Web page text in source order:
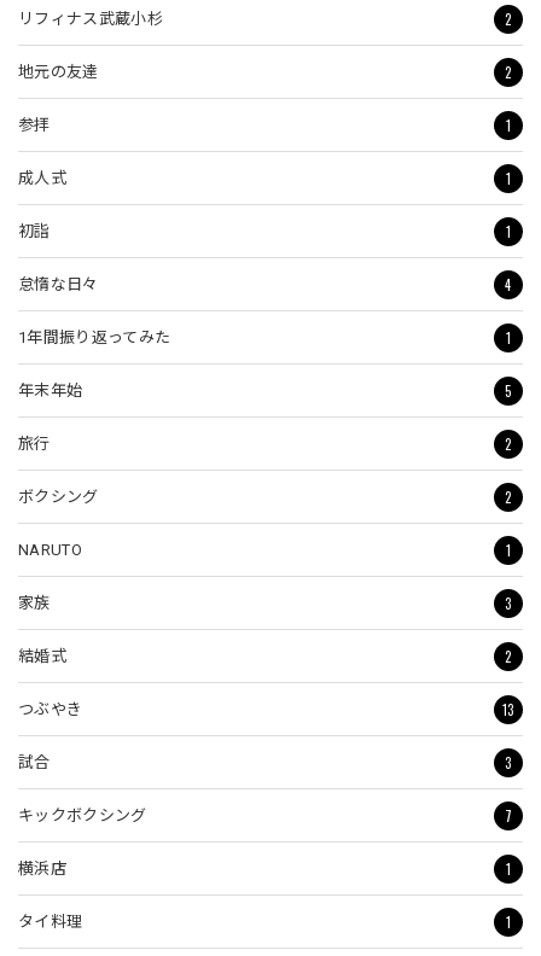
リフィナス武蔵小杉 2
地元の友達 2
参拝 1
成人式 1
初詣 1
怠惰な日々 4
1年間振り返ってみた 1
年末年始 5
旅行 2
ボクシング 2
NARUTO 1
家族 3
結婚式 2
つぶやき 13
試合 3
キックボクシング 7
横浜店 1
タイ料理 1